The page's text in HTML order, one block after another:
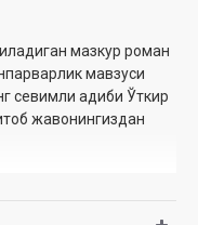
мазкур роман
мавзуси
севимли адиби Ўткир
жавонингиздан